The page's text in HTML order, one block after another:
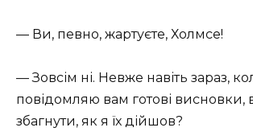
— Ви, певно, жартуєте, Холмсе!
— Зовсім ні. Невже навіть зараз,
повідомляю вам готові висновки,
збагнути, як я їх дійшов?